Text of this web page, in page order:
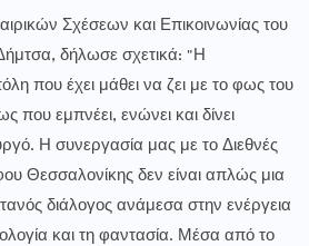
Σχέσεων και Επικοινωνίας του
δήλωσε σχετικά: "Η
που έχει μάθει να ζει με το φως του
που εμπνέει, ενώνει και δίνει
Η συνεργασία μας με το Διεθνές
Θεσσαλονίκης δεν είναι απλώς μια
διάλογος ανάμεσα στην ενέργεια
και τη φαντασία. Μέσα από το